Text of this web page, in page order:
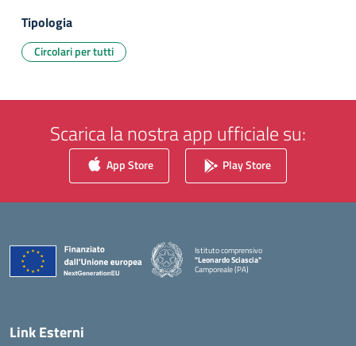
Tipologia
Circolari per tutti
Scarica la nostra app ufficiale su:
App Store Play Store
Istituto comprensivo
"Leonardo Sciascia"
Camporeale (PA)
— Visita la pagina iniziale della scuola
Link Esterni